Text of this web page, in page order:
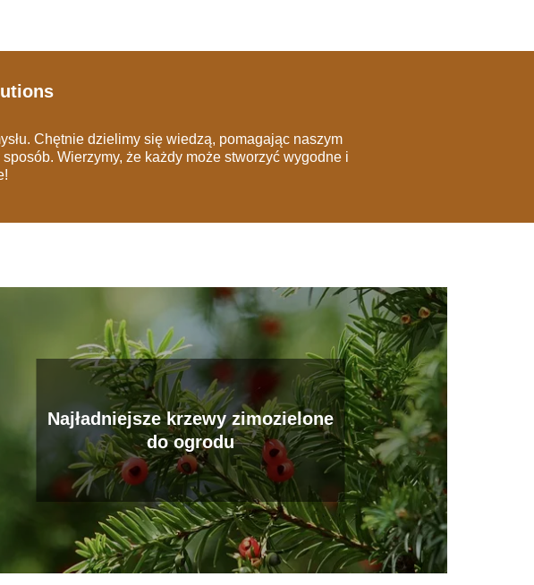
Chętnie dzielimy się wiedzą, pomagając naszym
Wierzymy, że każdy może stworzyć wygodne i
Najładniejsze krzewy zimozielone
do ogrodu